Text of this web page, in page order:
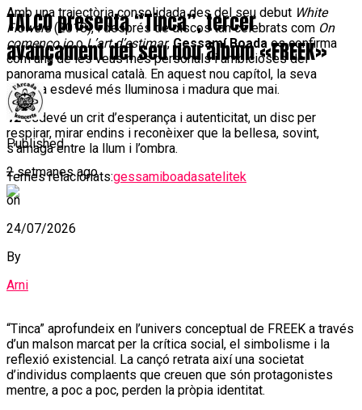
Amb una trajectòria consolidada des del seu debut White
Flowers(2018), i després de discos tan celebrats com On
començo jooL’art d’estimar, Gessamí Boada es confirma
com una de les veus més personals i ambicioses del
panorama musical català. En aquest nou capítol, la seva
música esdevé més lluminosa i madura que mai.
12esdevé un crit d’esperança i autenticitat, un disc per
respirar, mirar endins i reconèixer que la bellesa, sovint,
s’amaga entre la llum i l’ombra.
Temes relacionats:gessamiboadasatelitek
TALCO presenta “Tinca”, tercer
avançament del seu nou àlbum «FREEK»
Published
2 setmanes ago
on
24/07/2026
By
Arni
“Tinca” aprofundeix en l’univers conceptual de FREEK a través
d’un malson marcat per la crítica social, el simbolisme i la
reflexió existencial. La cançó retrata així una societat
d’individus complaents que creuen que són protagonistes
mentre, a poc a poc, perden la pròpia identitat.